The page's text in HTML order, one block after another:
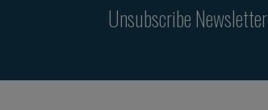
Unsubscribe Newsletter